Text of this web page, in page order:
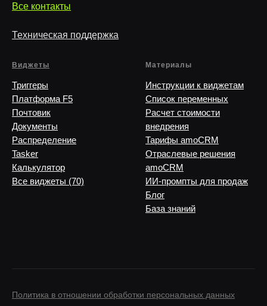
Все контакты
Техническая поддержка
Виджеты
Триггеры
Платформа F5
Почтовик
Документы
Распределение
Tasker
Калькулятор
Все виджеты (70)
Материалы
Инструкции к виджетам
Список переменных
Расчет стоимости
внедрения
Тарифы amoCRM
Отраслевые решения
amoCRM
ИИ-промпты для продаж
Блог
База знаний
Политика в отношении обработки персональных данных